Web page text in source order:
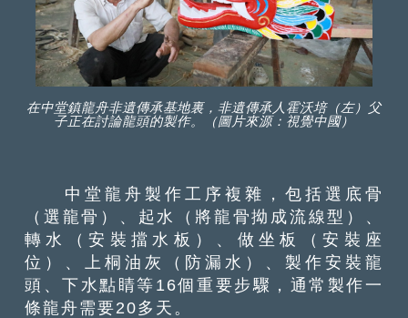
在中堂鎮龍舟非遺傳承基地裏，非遺傳承人霍沃培（左）父
子正在討論龍頭的製作。（圖片來源：視覺中國）
中堂龍舟製作工序複雜，包括選底骨
（選龍骨）、起水（將龍骨拗成流線型）、
轉水（安裝擋水板）、做坐板（安裝座
位）、上桐油灰（防漏水）、製作安裝龍
頭、下水點睛等16個重要步驟，通常製作一
條龍舟需要20多天。